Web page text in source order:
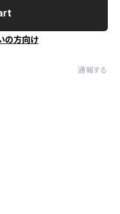
の方向け
通報する